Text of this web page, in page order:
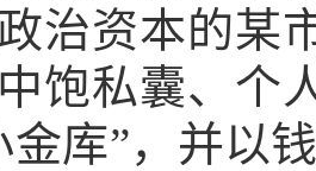
治资本的某
饱私囊、个
金库”，并以